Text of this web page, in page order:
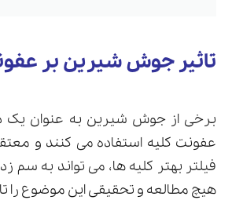
تاثیر جوش شیرین بر
برخی از جوش شیرین به عنوان یک
عفونت کلیه استفاده می کنند و
فیلتر بهتر کلیه ها، می تواند به سم
هیچ مطالعه و تحقیقی این موضوع را